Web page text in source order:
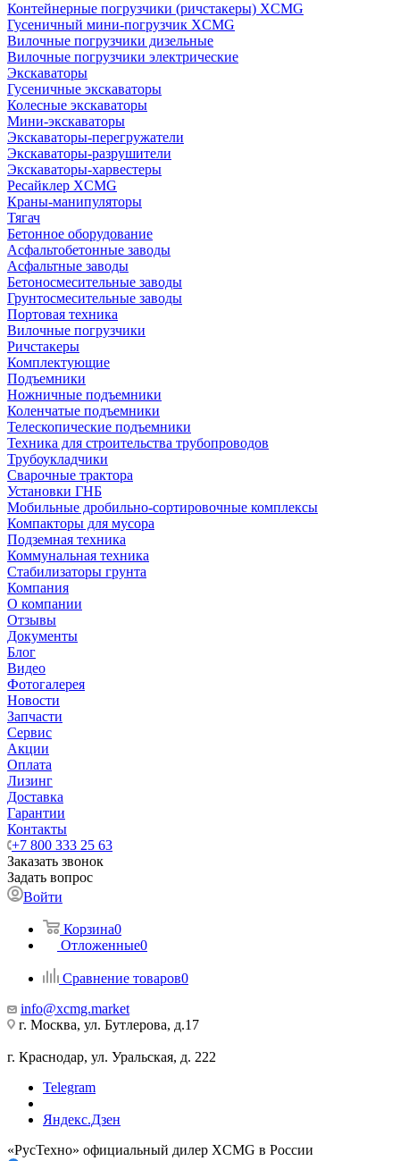
Контейнерные погрузчики (ричстакеры) XCMG
Гусеничный мини-погрузчик XCMG
Вилочные погрузчики дизельные
Вилочные погрузчики электрические
Экскаваторы
Гусеничные экскаваторы
Колесные экскаваторы
Мини-экскаваторы
Экскаваторы-перегружатели
Экскаваторы-разрушители
Экскаваторы-харвестеры
Ресайклер XCMG
Краны-манипуляторы
Тягач
Бетонное оборудование
Асфальтобетонные заводы
Асфальтные заводы
Бетоносмесительные заводы
Грунтосмесительные заводы
Портовая техника
Вилочные погрузчики
Ричстакеры
Комплектующие
Подъемники
Ножничные подъемники
Коленчатые подъемники
Телескопические подъемники
Техника для строительства трубопроводов
Трубоукладчики
Сварочные трактора
Установки ГНБ
Мобильные дробильно-сортировочные комплексы
Компакторы для мусора
Подземная техника
Коммунальная техника
Стабилизаторы грунта
Компания
О компании
Отзывы
Документы
Блог
Видео
Фотогалерея
Новости
Запчасти
Сервис
Акции
Оплата
Лизинг
Доставка
Гарантии
Контакты
+7 800 333 25 63
Заказать звонок
Задать вопрос
Войти
Корзина0
Отложенные0
Сравнение товаров0
info@xcmg.market
г. Москва, ул. Бутлерова, д.17
г. Краснодар, ул. Уральская, д. 222
Telegram
Яндекс.Дзен
«РусТехно» официальный дилер XCMG в России